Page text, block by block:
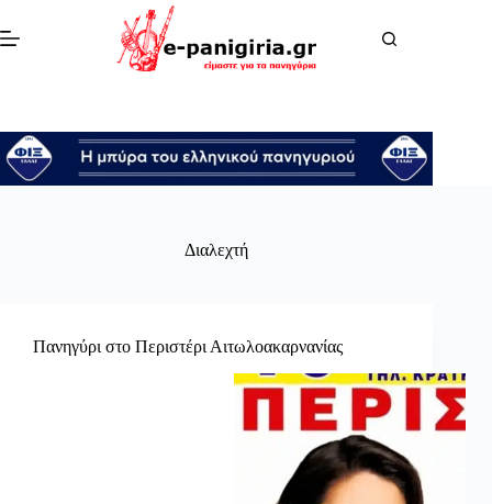
στο
περιεχόμενο
Διαλεχτή
Πανηγύρι στο Περιστέρι Αιτωλοακαρνανίας